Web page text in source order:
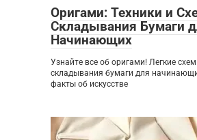
Оригами: Техники и
Складывания Бумаги
Начинающих
Узнайте все об оригами! Легкие
складывания бумаги для
факты об искусстве